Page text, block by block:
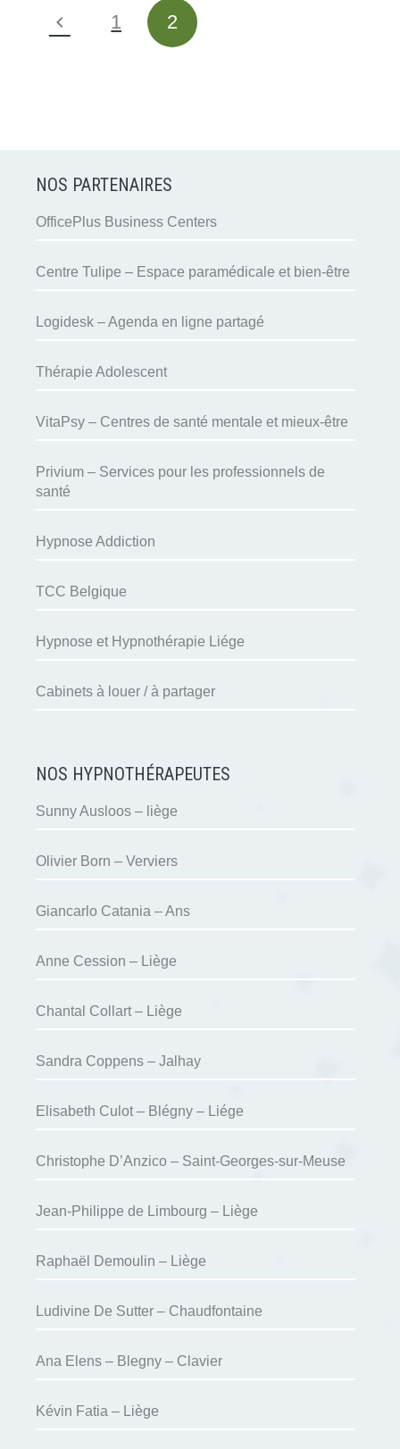
1 2
NOS PARTENAIRES
OfficePlus Business Centers
Centre Tulipe – Espace paramédicale et bien-être
Logidesk – Agenda en ligne partagé
Thérapie Adolescent
VitaPsy – Centres de santé mentale et mieux-être
Privium – Services pour les professionnels de
santé
Hypnose Addiction
TCC Belgique
Hypnose et Hypnothérapie Liége
Cabinets à louer / à partager
NOS HYPNOTHÉRAPEUTES
Sunny Ausloos – liège
Olivier Born – Verviers
Giancarlo Catania – Ans
Anne Cession – Liège
Chantal Collart – Liège
Sandra Coppens – Jalhay
Elisabeth Culot – Blégny – Liége
Christophe D’Anzico – Saint-Georges-sur-Meuse
Jean-Philippe de Limbourg – Liège
Raphaël Demoulin – Liège
Ludivine De Sutter – Chaudfontaine
Ana Elens – Blegny – Clavier
Kévin Fatia – Liège